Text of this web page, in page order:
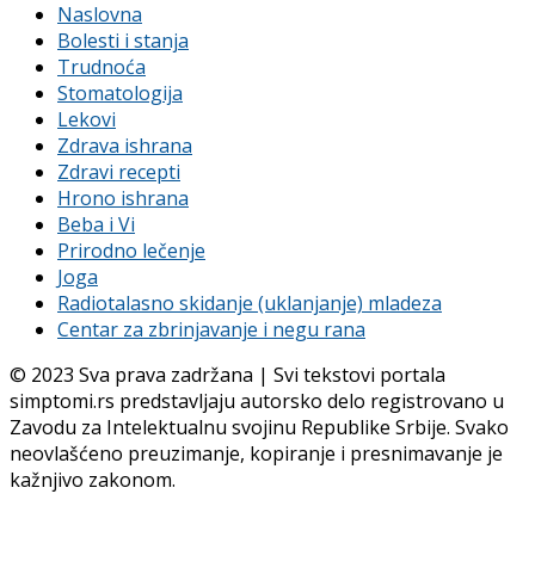
Naslovna
Bolesti i stanja
Trudnoća
Stomatologija
Lekovi
Zdrava ishrana
Zdravi recepti
Hrono ishrana
Beba i Vi
Prirodno lečenje
Joga
Radiotalasno skidanje (uklanjanje) mladeza
Centar za zbrinjavanje i negu rana
© 2023 Sva prava zadržana | Svi tekstovi portala
simptomi.rs predstavljaju autorsko delo registrovano u
Zavodu za Intelektualnu svojinu Republike Srbije. Svako
neovlašćeno preuzimanje, kopiranje i presnimavanje je
kažnjivo zakonom.